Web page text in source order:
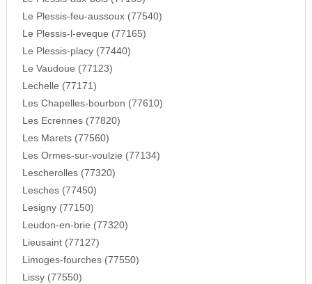
Le Plessis-feu-aussoux (77540)
Le Plessis-l-eveque (77165)
Le Plessis-placy (77440)
Le Vaudoue (77123)
Lechelle (77171)
Les Chapelles-bourbon (77610)
Les Ecrennes (77820)
Les Marets (77560)
Les Ormes-sur-voulzie (77134)
Lescherolles (77320)
Lesches (77450)
Lesigny (77150)
Leudon-en-brie (77320)
Lieusaint (77127)
Limoges-fourches (77550)
Lissy (77550)